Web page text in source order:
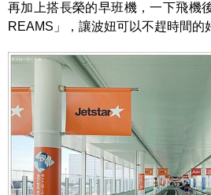
再加上搭長榮的早班機，一下飛機
REAMS」，讓波妞可以不趕時間的